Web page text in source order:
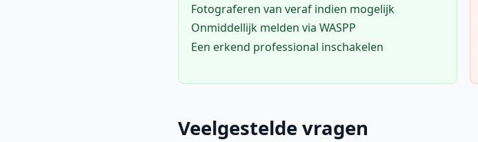
Fotograferen van veraf indien mogelijk
Onmiddellijk melden via WASPP
Een erkend professional inschakelen
Veelgestelde vragen